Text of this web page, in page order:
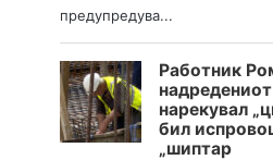
предупредува...
Работник
нарекувал
бил
„шиптар